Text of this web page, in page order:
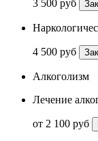
3 500 руб
4 500 руб
Алкоголизм
Лечение
от 2 100 руб